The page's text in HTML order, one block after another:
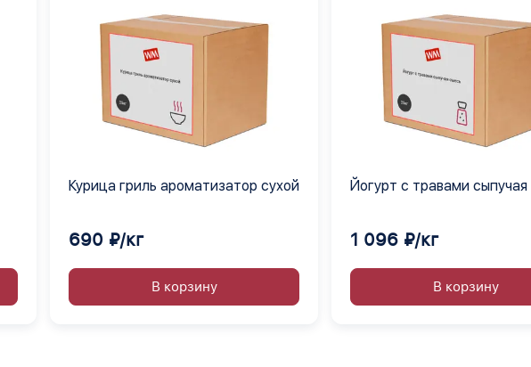
Курица гриль ароматизатор сухой
690 ₽/кг
В корзину
Йогурт с травами
1 096 ₽/кг
В корзину